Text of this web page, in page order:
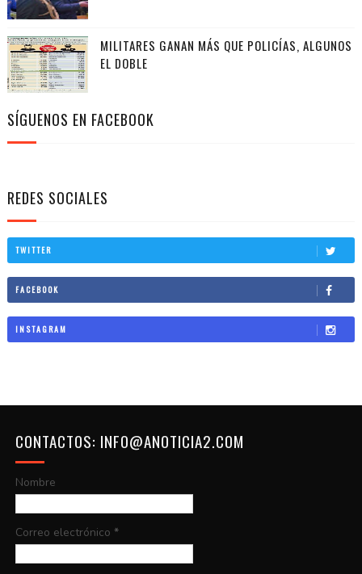
MILITARES GANAN MÁS QUE POLICÍAS, ALGUNOS
EL DOBLE
SÍGUENOS EN FACEBOOK
REDES SOCIALES
TWITTER
FACEBOOK
INSTAGRAM
CONTACTOS: INFO@ANOTICIA2.COM
Nombre
Correo electrónico *